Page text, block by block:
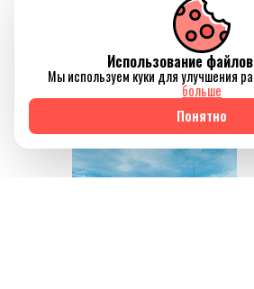
только восстановить
силы, но и ненадолго
отключиться от
привычного ритма
Использование
Мы используем куки для улучшения
больше
Понятно